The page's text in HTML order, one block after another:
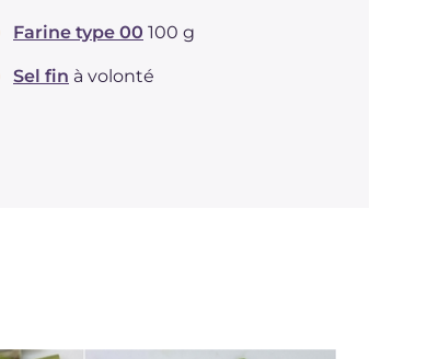
Farine type 00 100 g
Sel fin à volonté